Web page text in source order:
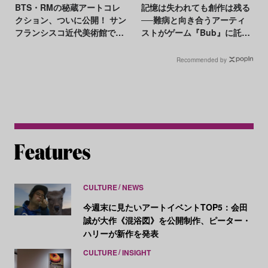
BTS・RMの秘蔵アートコレ
クション、ついに公開！ サン
フランシスコ近代美術館での
記憶は失われても創作は残る
──難病と向き合うアーティ
ストがゲーム『Bub』に託し
Recommended by
CULTURE NEWS
今週末に見たいアートイベントTOP5：会田
誠が大作《混浴図》を公開制作、ピーター・
ハリーが新作を発表
CULTURE INSIGHT